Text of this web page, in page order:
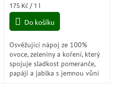
Měrná
cena:
175 Kč / 1 l
Do košíku
Osvěžující nápoj ze 100%
ovoce, zeleniny a koření, který
spojuje sladkost pomeranče,
papáji a jablka s jemnou vůní